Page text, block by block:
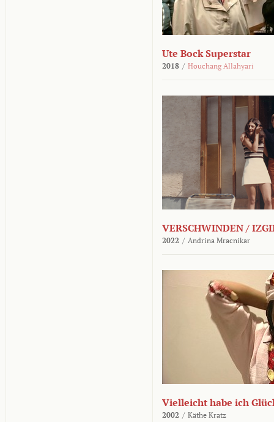
Ute Bock Superstar
2018 / Houchang Allahyari
VERSCHWINDEN /
2022 / Andrina Mracnikar
Vielleicht habe ich
2002 / Käthe Kratz